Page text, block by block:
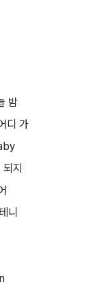
밤
디 가
지
니